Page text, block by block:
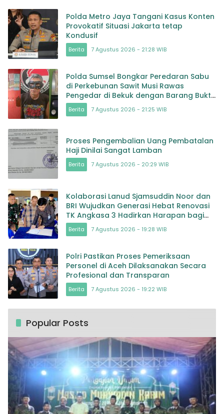
Polda Metro Jaya Tangani Kasus Konten
Provokatif Situasi Jakarta tetap
Kondusif
Berita 7 Agustus 2026 - 21:28 WIB
Polda Sumsel Bongkar Peredaran Sabu
di Perkebunan Sawit Musi Rawas
Pengedar di Bekuk dengan Barang Bukti
Sabu dan Timbangan
Berita 7 Agustus 2026 - 21:25 WIB
Proses Pengembalian Uang Pembatalan
Haji Dinilai Sangat Lamban
Berita 7 Agustus 2026 - 20:29 WIB
Kolaborasi Lanud Sjamsuddin Noor dan
BRI Wujudkan Generasi Hebat Renovasi
TK Angkasa 3 Hadirkan Harapan bagi
masa depan Bangsa
Berita 7 Agustus 2026 - 19:28 WIB
Polri Pastikan Proses Pemeriksaan
Personel di Aceh Dilaksanakan Secara
Profesional dan Transparan
Berita 7 Agustus 2026 - 19:22 WIB
Popular Posts